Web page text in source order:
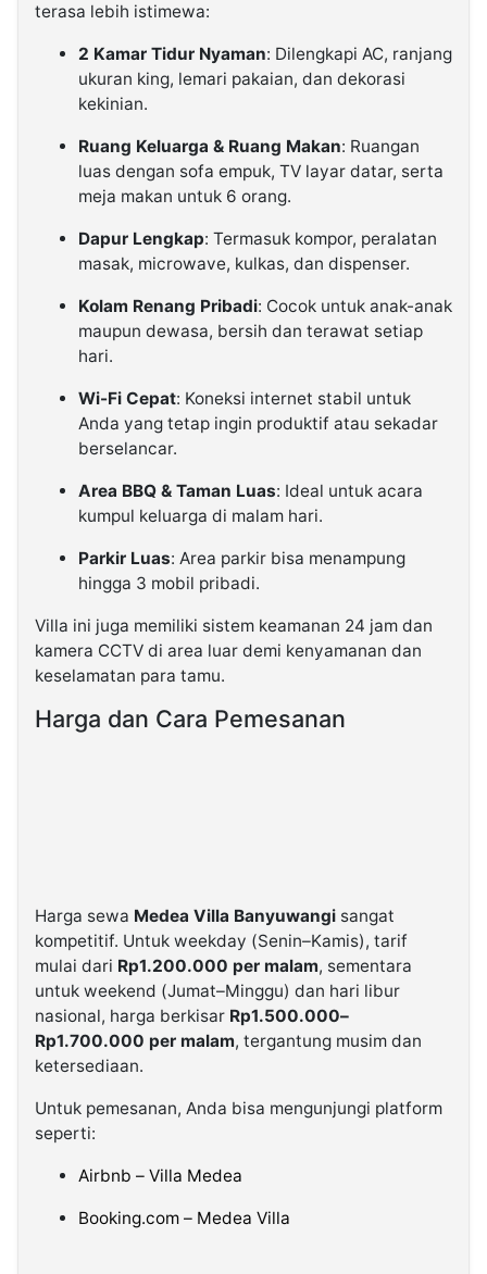
terasa lebih istimewa:
2 Kamar Tidur Nyaman: Dilengkapi AC, ranjang
ukuran king, lemari pakaian, dan dekorasi
kekinian.
Ruang Keluarga & Ruang Makan: Ruangan
luas dengan sofa empuk, TV layar datar, serta
meja makan untuk 6 orang.
Dapur Lengkap: Termasuk kompor, peralatan
masak, microwave, kulkas, dan dispenser.
Kolam Renang Pribadi: Cocok untuk anak-anak
maupun dewasa, bersih dan terawat setiap
hari.
Wi-Fi Cepat: Koneksi internet stabil untuk
Anda yang tetap ingin produktif atau sekadar
berselancar.
Area BBQ & Taman Luas: Ideal untuk acara
kumpul keluarga di malam hari.
Parkir Luas: Area parkir bisa menampung
hingga 3 mobil pribadi.
Villa ini juga memiliki sistem keamanan 24 jam dan
kamera CCTV di area luar demi kenyamanan dan
keselamatan para tamu.
Harga dan Cara Pemesanan
Harga sewa Medea Villa Banyuwangi sangat
kompetitif. Untuk weekday (Senin–Kamis), tarif
mulai dari Rp1.200.000 per malam, sementara
untuk weekend (Jumat–Minggu) dan hari libur
nasional, harga berkisar Rp1.500.000–
Rp1.700.000 per malam, tergantung musim dan
ketersediaan.
Untuk pemesanan, Anda bisa mengunjungi platform
seperti:
Airbnb – Villa Medea
Booking.com – Medea Villa